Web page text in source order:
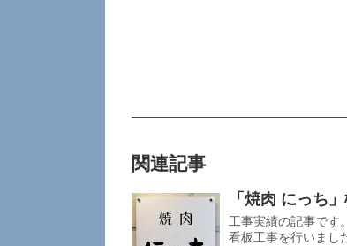
関連記事
「焼肉 にっち
工事実績の記事です
看板工事を行いまし